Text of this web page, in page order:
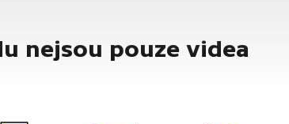
nejsou pouze videa